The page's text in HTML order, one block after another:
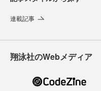
連載記事
翔泳社のWebメディア